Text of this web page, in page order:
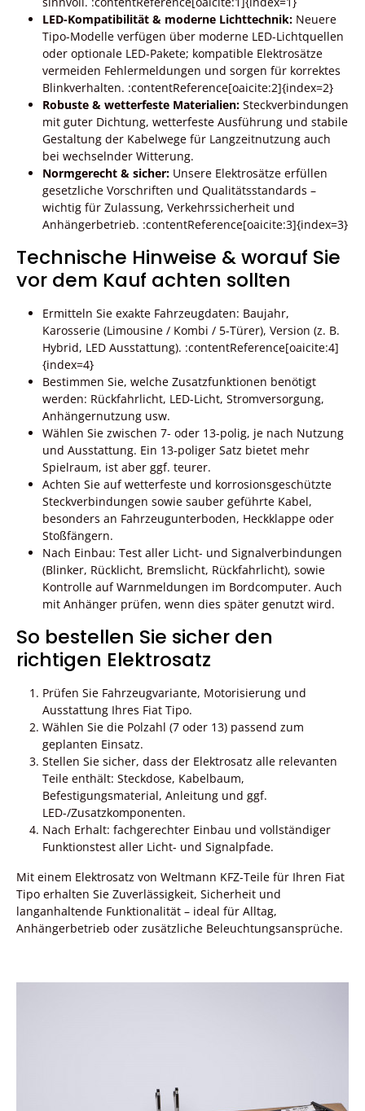
LED-Kompatibilität & moderne Lichttechnik: Neuere
Tipo-Modelle verfügen über moderne LED-Lichtquellen
oder optionale LED-Pakete; kompatible Elektrosätze
vermeiden Fehlermeldungen und sorgen für korrektes
Blinkverhalten. :contentReference[oaicite:2]{index=2}
Robuste & wetterfeste Materialien: Steckverbindungen
mit guter Dichtung, wetterfeste Ausführung und stabile
Gestaltung der Kabelwege für Langzeitnutzung auch
bei wechselnder Witterung.
Normgerecht & sicher: Unsere Elektrosätze erfüllen
gesetzliche Vorschriften und Qualitätsstandards –
wichtig für Zulassung, Verkehrssicherheit und
Anhängerbetrieb. :contentReference[oaicite:3]{index=3}
Technische Hinweise & worauf Sie
vor dem Kauf achten sollten
Ermitteln Sie exakte Fahrzeugdaten: Baujahr,
Karosserie (Limousine / Kombi / 5-Türer), Version (z. B.
Hybrid, LED Ausstattung). :contentReference[oaicite:4]
{index=4}
Bestimmen Sie, welche Zusatzfunktionen benötigt
werden: Rückfahrlicht, LED-Licht, Stromversorgung,
Anhängernutzung usw.
Wählen Sie zwischen 7- oder 13-polig, je nach Nutzung
und Ausstattung. Ein 13-poliger Satz bietet mehr
Spielraum, ist aber ggf. teurer.
Achten Sie auf wetterfeste und korrosionsgeschützte
Steckverbindungen sowie sauber geführte Kabel,
besonders an Fahrzeugunterboden, Heckklappe oder
Stoßfängern.
Nach Einbau: Test aller Licht- und Signalverbindungen
(Blinker, Rücklicht, Bremslicht, Rückfahrlicht), sowie
Kontrolle auf Warnmeldungen im Bordcomputer. Auch
mit Anhänger prüfen, wenn dies später genutzt wird.
So bestellen Sie sicher den
richtigen Elektrosatz
Prüfen Sie Fahrzeugvariante, Motorisierung und
Ausstattung Ihres Fiat Tipo.
Wählen Sie die Polzahl (7 oder 13) passend zum
geplanten Einsatz.
Stellen Sie sicher, dass der Elektrosatz alle relevanten
Teile enthält: Steckdose, Kabelbaum,
Befestigungsmaterial, Anleitung und ggf.
LED-/Zusatzkomponenten.
Nach Erhalt: fachgerechter Einbau und vollständiger
Funktionstest aller Licht- und Signalpfade.
Mit einem Elektrosatz von Weltmann KFZ-Teile für Ihren Fiat
Tipo erhalten Sie Zuverlässigkeit, Sicherheit und
langanhaltende Funktionalität – ideal für Alltag,
Anhängerbetrieb oder zusätzliche Beleuchtungsansprüche.